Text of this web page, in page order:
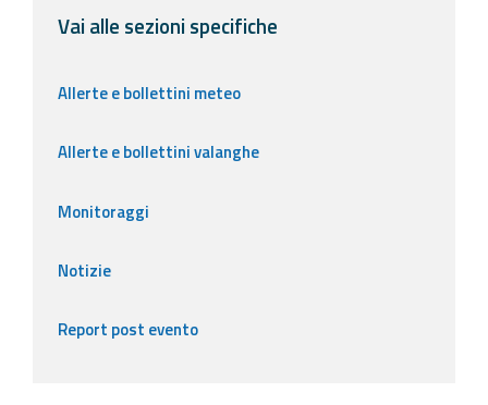
Vai alle sezioni specifiche
Allerte e bollettini meteo
Allerte e bollettini valanghe
Monitoraggi
Notizie
Report post evento